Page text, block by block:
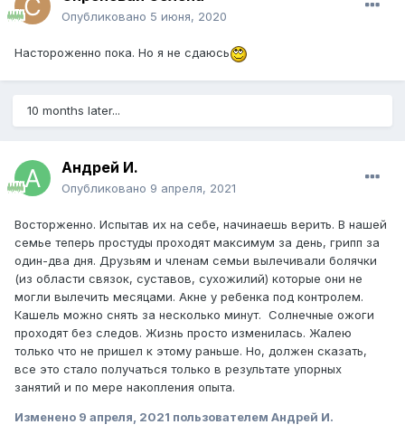
Опубликовано 5 июня, 2020
Настороженно пока. Но я не сдаюсь
10 months later...
Андрей И.
Опубликовано 9 апреля, 2021
Восторженно. Испытав их на себе, начинаешь верить. В нашей
семье теперь простуды проходят максимум за день, грипп за
один-два дня. Друзьям и членам семьи вылечивали болячки
(из области связок, cуставов, сухожилий) которые они не
могли вылечить месяцами. Акне у ребенка под контролем.
Кашель можно снять за несколько минут. Солнечные ожоги
проходят без следов. Жизнь просто изменилась. Жалею
только что не пришел к этому раньше. Но, должен сказать,
все это стало получаться только в результате упорных
занятий и по мере накопления опыта.
Изменено 9 апреля, 2021 пользователем Андрей И.